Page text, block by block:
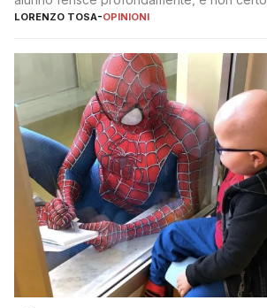
LORENZO TOSA-OPINIONI